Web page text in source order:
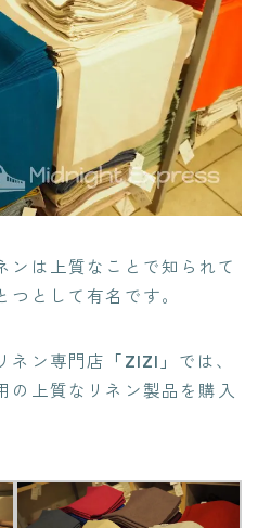
ンは上質なことで知られて
として有名です。
ネン専門店 「ZIZI」 では、
の上質なリネン製品を購入